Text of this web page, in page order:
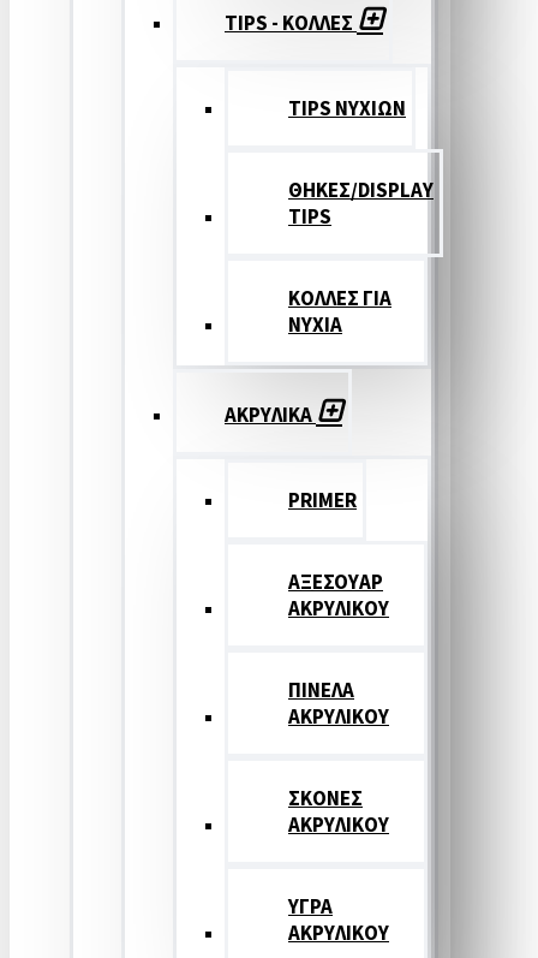
TIPS - ΚΟΛΛΕΣ
TIPS ΝΥΧΙΩΝ
ΘΗΚΕΣ/DISPLAY
TIPS
ΚΟΛΛΕΣ ΓΙΑ
ΝΥΧΙΑ
ΑΚΡΥΛΙΚΑ
PRIMER
ΑΞΕΣΟΥΑΡ
ΑΚΡΥΛΙΚΟΥ
ΠΙΝΕΛΑ
ΑΚΡΥΛΙΚΟΥ
ΣΚΟΝΕΣ
ΑΚΡΥΛΙΚΟΥ
ΥΓΡΑ
ΑΚΡΥΛΙΚΟΥ